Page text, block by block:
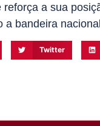
a sua
a bandeira
Twitter